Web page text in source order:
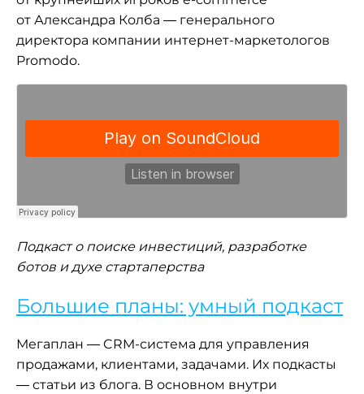
от Александра Колба — генерального
директора компании интернет-маркетологов
Promodo.
Подкаст о поиске инвестиций, разработке
ботов и духе стартаперства
Большие планы: умный подкаст
Мегаплан — CRM-система для управления
продажами, клиентами, задачами. Их подкасты
— статьи из блога. В основном внутри